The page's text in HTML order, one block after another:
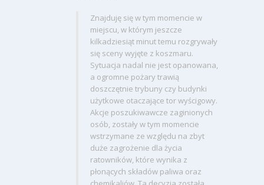
Znajduję się w tym momencie w
miejscu, w którym jeszcze
kilkadziesiąt minut temu rozgrywały
się sceny wyjęte z koszmaru.
Sytuacja nadal nie jest opanowana,
a ogromne pożary trawią
doszczętnie trybuny czy budynki
użytkowe otaczające tor wyścigowy.
Akcje poszukiwawcze zaginionych
osób, zostały w tym momencie
wstrzymane ze względu na zbyt
duże zagrożenie dla życia
ratowników, które wynika z
płonących składów paliwa oraz